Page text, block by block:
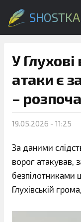
У
атаки є
–
19.05.2026 - 11:25
За даними
ворог атакував,
безпілотниками
Глухівській